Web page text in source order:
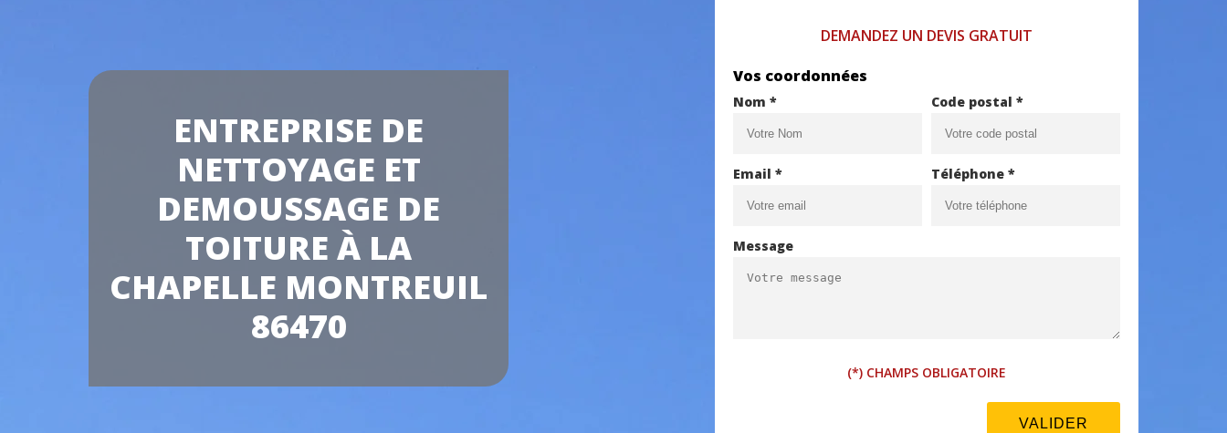
ENTREPRISE DE
NETTOYAGE ET
DEMOUSSAGE DE
TOITURE À LA
CHAPELLE MONTREUIL
86470
DEMANDEZ UN DEVIS GRATUIT
Vos coordonnées
Nom * Code postal *
Email * Téléphone *
Message
(*) CHAMPS OBLIGATOIRE